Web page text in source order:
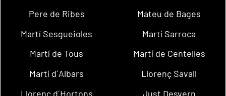
Pere de Ribes
Mateu de Bages
Martí Sesgueioles
Martí Sarroca
Martí de Tous
Martí de Centelles
Martí d´Albars
Llorenç Savall
Llorenç d´Hortons
Just Desvern